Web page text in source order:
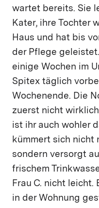
wartet bereits. Sie
Kater, ihre Tochter
Haus und hat bis
der Pflege
einige Wochen im
Spitex täglich
Wochenende. Die
zuerst nicht
ist ihr auch wohler
kümmert sich nicht
sondern versorgt
frischem
Frau C. nicht leicht.
in der Wohnung